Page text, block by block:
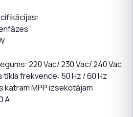
220 Vac/ 230 Vac/ 240 Vac
tīkla frekvence: 50 Hz / 60 Hz
katram MPP izsekotājam
A